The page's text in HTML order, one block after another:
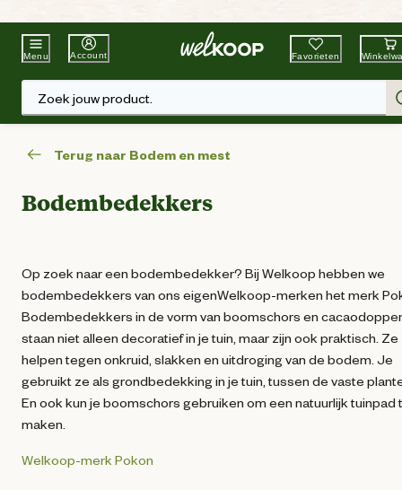
Beste WinkelketenTuin & Dier
Menu Account Favorieten
Zoek jouw product.
Terug naar Bodem en mest
Bodembedekkers
Op zoek naar een bodembedekker? Bij Welkoop hebben we
bodembedekkers van ons eigenWelkoop-merken het merk
Bodembedekkers in de vorm van boomschors en
staan niet alleen decoratief in je tuin, maar zijn ook praktisch. Ze
helpen tegen onkruid, slakken en uitdroging van de bodem. Je
gebruikt ze als grondbedekking in je tuin, tussen de vaste
En ook kun je boomschors gebruiken om een natuurlijk tuinpad
maken.
Welkoop-merk Pokon